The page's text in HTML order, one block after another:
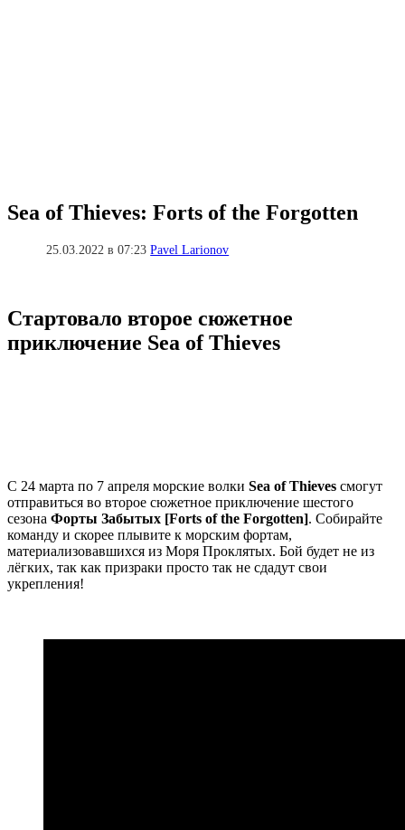
Sea of Thieves: Forts of the Forgotten
25.03.2022 в 07:23Pavel Larionov
Стартовало второе сюжетное
приключение Sea of ​​Thieves
С 24 марта по 7 апреля морские волки Sea of Thieves смогут
отправиться во второе сюжетное приключение шестого
сезона Форты Забытых [Forts of the Forgotten]. Собирайте
команду и скорее плывите к морским фортам,
материализовавшихся из Моря Проклятых. Бой будет не из
лёгких, так как призраки просто так не сдадут свои
укрепления!